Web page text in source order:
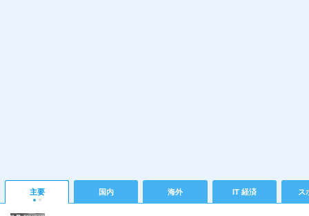
主要 国内 海外 IT 経済 ス